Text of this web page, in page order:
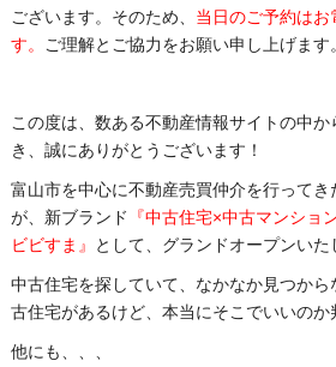
ございます。そのため、 当日のご予約はお
す。
ご理解とご協力をお願い申し上げます。
この度は、数ある不動産情報サイトの中
き、誠にありがとうございます！
富山市を中心に不動産売買仲介を行ってき
が、 新ブランド
『中古住宅×中古マンショ
ビビすま』
として、グランドオープンいた
中古住宅を探していて、なかなか見つから
古住宅があるけど、本当にそこでいいのか
他にも、、、